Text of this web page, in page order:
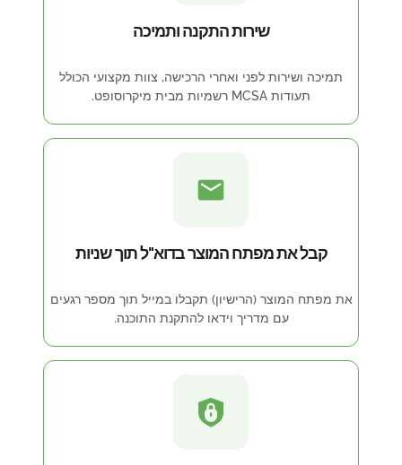
שירות התקנה ותמיכה
תמיכה ושירות לפני ואחרי הרכישה, צוות מקצועי הכולל
תעודות MCSA רשמיות מבית מיקרוסופט.
קבל את מפתח המוצר בדוא"ל תוך שניות
את מפתח המוצר (הרישיון) תקבלו במייל תוך מספר רגעים
עם מדריך וידאו להתקנת התוכנה.